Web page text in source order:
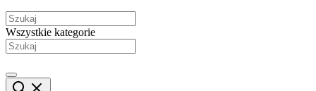
Wszystkie kategorie